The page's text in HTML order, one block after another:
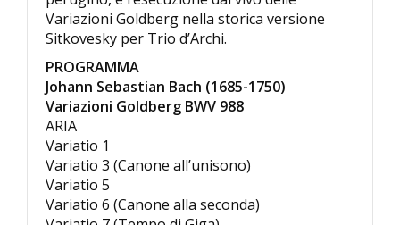
Variazioni Goldberg nella storica versione
Sitkovesky per Trio d’Archi.
PROGRAMMA
Johann Sebastian Bach (1685-1750)
Variazioni Goldberg BWV 988
ARIA
Variatio 1
Variatio 3 (Canone all’unisono)
Variatio 5
Variatio 6 (Canone alla seconda)